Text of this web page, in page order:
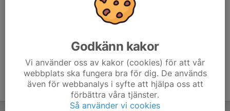
Godkänn kakor
Vi använder oss av kakor (cookies) för att vår
webbplats ska fungera bra för dig. De används
även för webbanalys i syfte att hjälpa oss att
förbättra våra tjänster.
Så använder vi cookies